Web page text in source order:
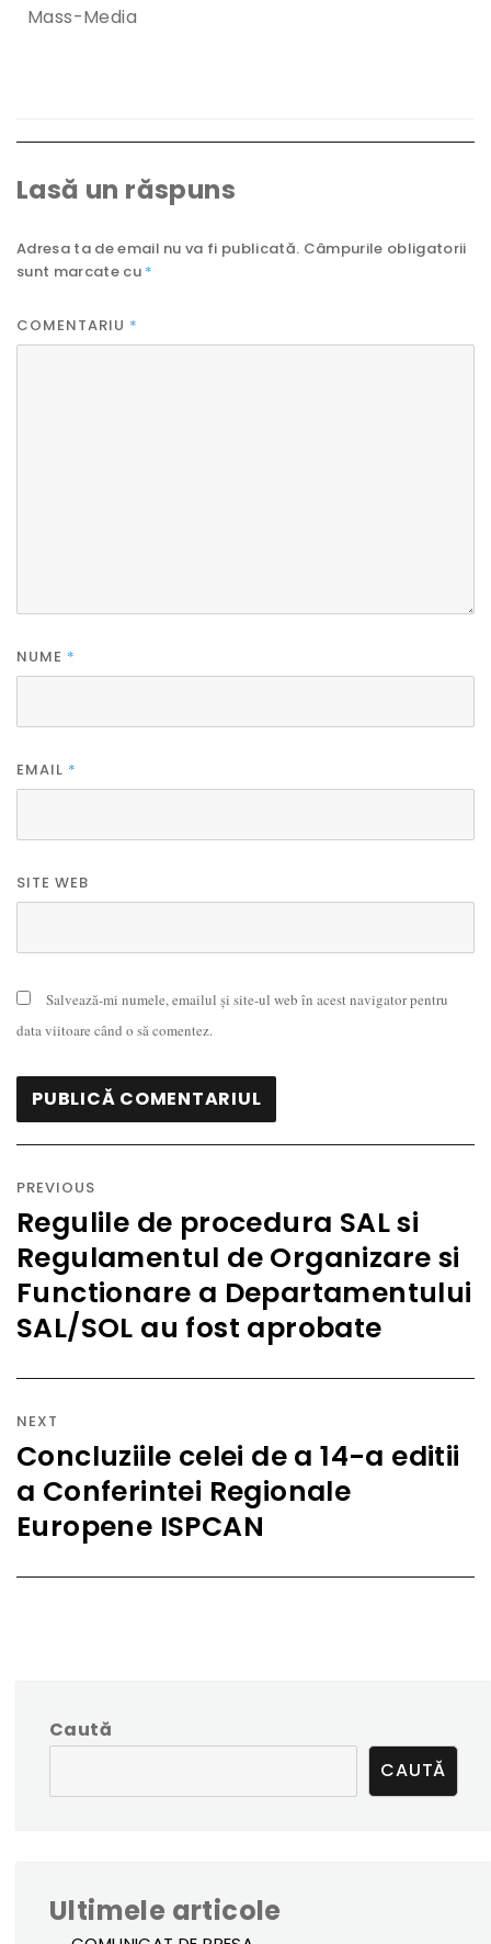
Mass-Media
Lasă un răspuns
Adresa ta de email nu va fi publicată. Câmpurile obligatorii
sunt marcate cu *
COMENTARIU *
NUME *
EMAIL *
SITE WEB
Salvează-mi numele, emailul și site-ul web în acest navigator pentru
data viitoare când o să comentez.
în
articole
PREVIOUS
Previous
post:
Regulile de procedura SAL si
Regulamentul de Organizare si
Functionare a Departamentului
SAL/SOL au fost aprobate
NEXT
Next
post:
Concluziile celei de a 14-a editii
a Conferintei Regionale
Europene ISPCAN
Caută
CAUTĂ
Ultimele articole